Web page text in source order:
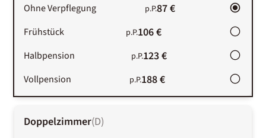
Ohne Verpflegung p.P.87 €
Frühstück p.P.106 €
Halbpension p.P.123 €
Vollpension p.P.188 €
Doppelzimmer(D)